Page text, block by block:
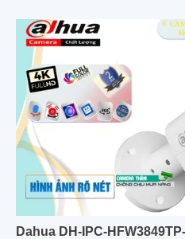
Dahua DH-IPC-